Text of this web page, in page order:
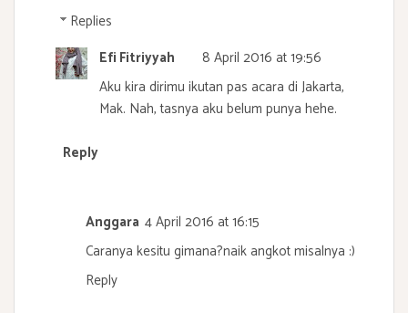
Replies
Efi Fitriyyah
8 April 2016 at 19:56
Aku kira dirimu ikutan pas acara di Jakarta,
Mak. Nah, tasnya aku belum punya hehe.
Reply
Anggara 4 April 2016 at 16:15
Caranya kesitu gimana?naik angkot misalnya :)
Reply